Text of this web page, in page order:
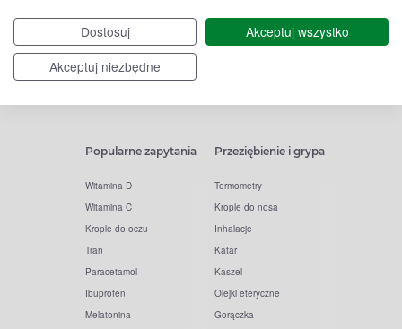
Dostosuj
Akceptuj wszystko
Akceptuj niezbędne
newslettera
Popularne zapytania
Witamina D
Witamina C
Krople do oczu
Tran
Paracetamol
Ibuprofen
Melatonina
Przeziębienie i grypa
Termometry
Krople do nosa
Inhalacje
Katar
Kaszel
Olejki eteryczne
Gorączka